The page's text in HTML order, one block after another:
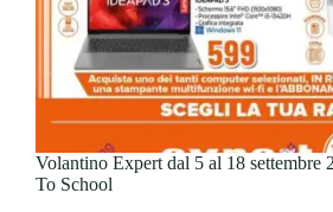
Volantino Expert dal 5 al 18 settembre
To School